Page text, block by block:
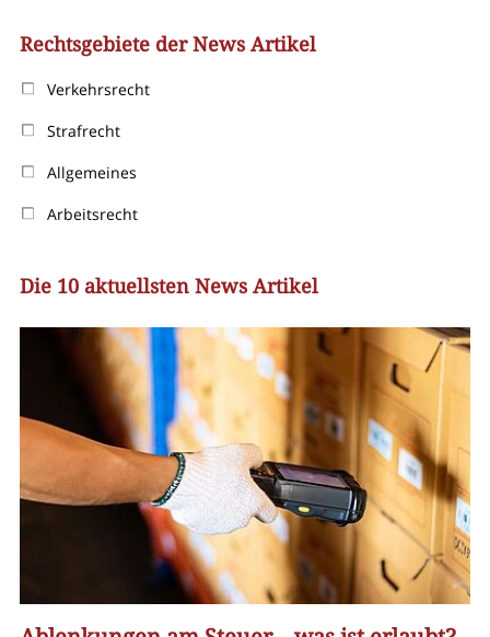
Rechtsgebiete der News Artikel
Verkehrsrecht
Strafrecht
Allgemeines
Arbeitsrecht
Die 10 aktuellsten News Artikel